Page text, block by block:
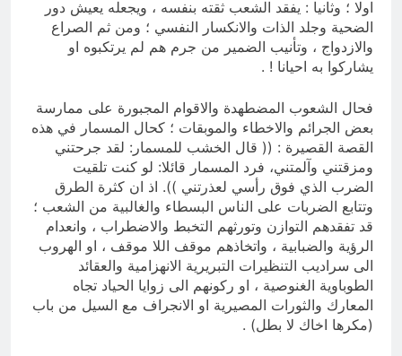
اولا ؛ وثانيا : يفقد الشعب ثقته بنفسه ، ويجعله يعيش دور
الضحية وجلد الذات والانكسار النفسي ؛ ومن ثم الصراع
والازدواج ، وتأنيب الضمير من جرم هم لم يرتكبوه او
يشاركوا به احيانا ! .
فحال الشعوب المضطهدة والاقوام المجبورة على ممارسة
بعض الجرائم والاخطاء والموبقات ؛ كحال المسمار في هذه
القصة القصيرة : (( قال الخشب للمسمار: لقد جرحتني
ومزقتني وآلمتني، فرد المسمار قائلا: لو كنت تلقيت
الضرب الذي فوق رأسي لعذرتني )). اذ ان كثرة الطرق
وتتابع الضربات على الناس البسطاء والغالبية من الشعب ؛
قد تفقدهم التوازن وتورثهم التخبط والاضطراب ، وانعدام
الرؤية والضبابية ، واتخاذهم موقف اللا موقف ، او الهروب
الى سراديب التنظيرات التبريرية الانهزامية والعقائد
الطوباوية الغنوصية ، او ركونهم الى زوايا الحياد تجاه
المعارك والثورات المصيرية او الانجراف مع السيل من باب
(مكرها اخاك لا بطل) .